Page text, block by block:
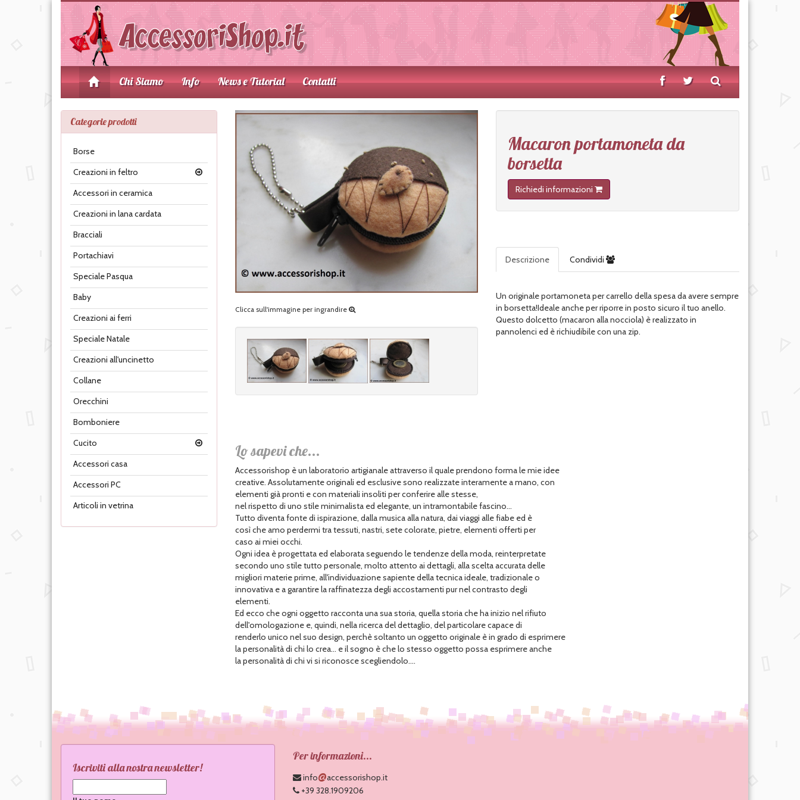
Chi Siamo Info News e Tutorial Contatti
Categorie prodotti
Borse
Creazioni in feltro
Accessori in ceramica
Creazioni in lana cardata
Bracciali
Portachiavi
Speciale Pasqua
Baby
Creazioni ai ferri
Speciale Natale
Creazioni all'uncinetto
Collane
Orecchini
Bomboniere
Cucito
Accessori casa
Accessori PC
Articoli in vetrina
Clicca sull'immagine per ingrandire
Macaron portamoneta da
borsetta
Richiedi informazioni
Descrizione Condividi
Un originale portamoneta per carrello della spesa da avere sempre
in borsetta!Ideale anche per riporre in posto sicuro il tuo anello.
Questo dolcetto (macaron alla nocciola) è realizzato in
pannolenci ed è richiudibile con una zip.
Lo sapevi che...
Accessorishop è un laboratorio artigianale attraverso il quale prendono forma le mie idee
creative. Assolutamente originali ed esclusive sono realizzate interamente a mano, con
elementi già pronti e con materiali insoliti per conferire alle stesse,
nel rispetto di uno stile minimalista ed elegante, un intramontabile fascino...
Tutto diventa fonte di ispirazione, dalla musica alla natura, dai viaggi alle fiabe ed è
così che amo perdermi tra tessuti, nastri, sete colorate, pietre, elementi offerti per
caso ai miei occhi.
Ogni idea è progettata ed elaborata seguendo le tendenze della moda, reinterpretate
secondo uno stile tutto personale, molto attento ai dettagli, alla scelta accurata delle
migliori materie prime, all'individuazione sapiente della tecnica ideale, tradizionale o
innovativa e a garantire la raffinatezza degli accostamenti pur nel contrasto degli
elementi.
Ed ecco che ogni oggetto racconta una sua storia, quella storia che ha inizio nel rifiuto
dell'omologazione e, quindi, nella ricerca del dettaglio, del particolare capace di
renderlo unico nel suo design, perchè soltanto un oggetto originale è in grado di esprimere
la personalità di chi lo crea... e il sogno è che lo stesso oggetto possa esprimere anche
la personalità di chi vi si riconosce scegliendolo....
Iscriviti alla nostra newsletter!
Per informazioni...
info@accessorishop.it
+39 328.1909206